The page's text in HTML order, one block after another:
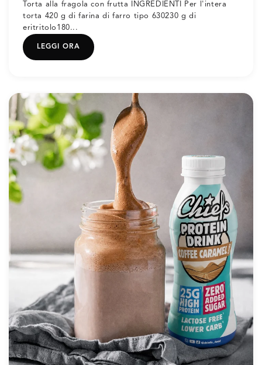
Torta alla fragola con frutta INGREDIENTI Per l'intera
torta 420 g di farina di farro tipo 630230 g di
eritritolo180...
LEGGI ORA